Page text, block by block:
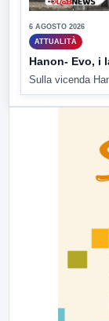
6 AGOSTO 2026
ATTUALITÀ
Hanon- Evo, i
Sulla vicenda